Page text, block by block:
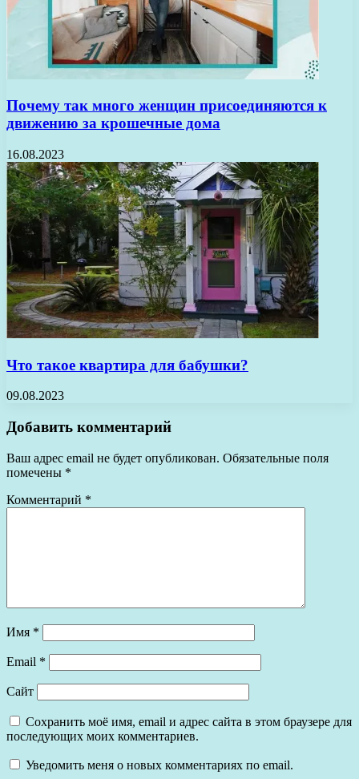
Почему так много женщин присоединяются к
движению за крошечные дома
16.08.2023
Что такое квартира для бабушки?
09.08.2023
Добавить комментарий
Ваш адрес email не будет опубликован. Обязательные поля
помечены *
Комментарий *
Имя *
Email *
Сайт
Сохранить моё имя, email и адрес сайта в этом браузере для
последующих моих комментариев.
Уведомить меня о новых комментариях по email.